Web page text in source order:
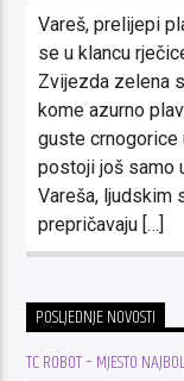
Vareš, prelijepi
se u klancu
Zvijezda zelena
kome azurno
guste crnogorice
postoji još samo
Vareša, ljudskim
prepričavaju […]
POSLJEDNJE NOVOSTI
TC ROBOT – MJESTO